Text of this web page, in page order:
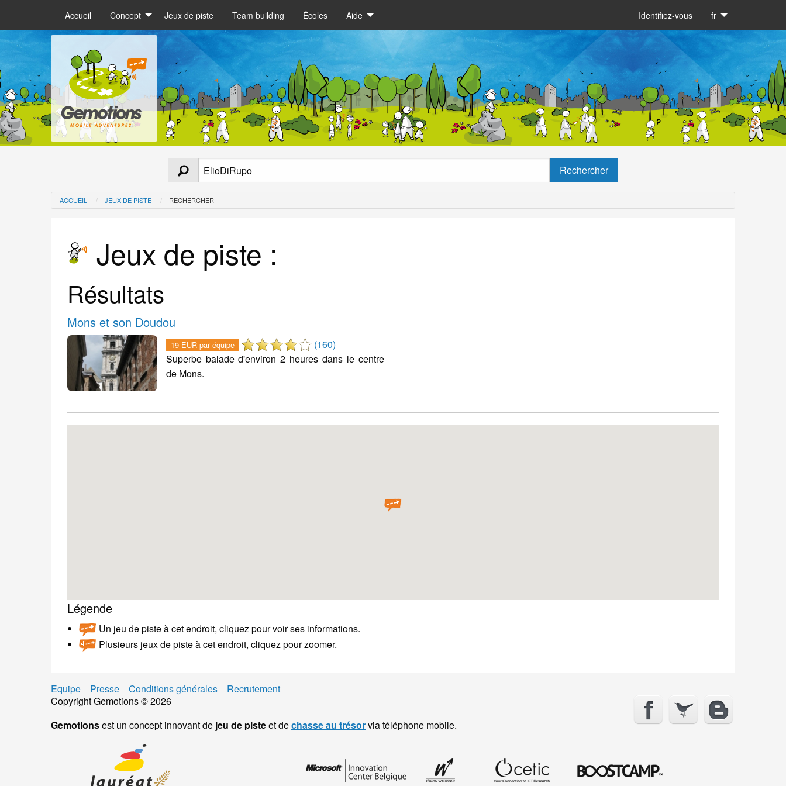
Accueil Concept Jeux de piste Team building Écoles Aide Identifiez-vous fr
ACCUEIL JEUX DE PISTE RECHERCHER
Jeux de piste :
Résultats
Mons et son Doudou
19 EUR par équipe
(160)
Superbe balade d'environ 2 heures dans le centre
de Mons.
Légende
Un jeu de piste à cet endroit, cliquez pour voir ses informations.
Plusieurs jeux de piste à cet endroit, cliquez pour zoomer.
Equipe Presse Conditions générales
Recrutement
Copyright Gemotions © 2026
Gemotionsest un concept innovant de jeu de pisteet dechasse au trésorvia téléphone mobile.